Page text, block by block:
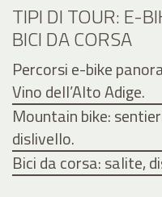
TIPI DI TOUR: E-
BICI DA CORSA
Percorsi e-bike
Vino dell’Alto Adige.
Mountain bike:
dislivello.
Bici da corsa: salite,